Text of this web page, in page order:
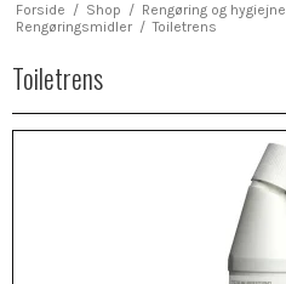
Forside / Shop / Rengøring og hygiejne
Rengøringsmidler / Toiletrens
Toiletrens